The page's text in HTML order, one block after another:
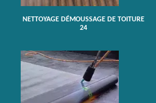
NETTOYAGE DÉMOUSSAGE DE TOITURE
24